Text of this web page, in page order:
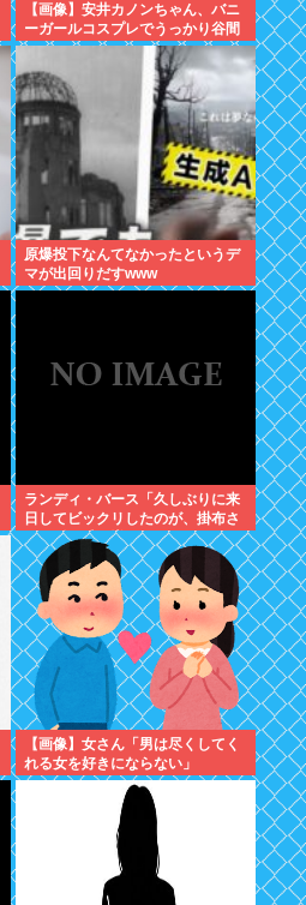
【画像】安井カノンちゃん、バニ
ーガールコスプレでうっかり谷間
が見えてしまう
原爆投下なんてなかったというデ
マが出回りだすwww
ランディ・バース「久しぶりに来
日してビックリしたのが、掛布さ
んの髪の毛が増えていた。岡田さ
んは髪の毛がなくなってた」
【画像】女さん「男は尽くしてく
れる女を好きにならない」